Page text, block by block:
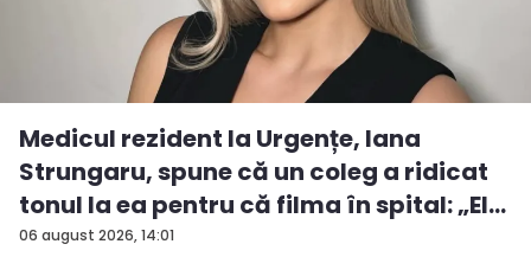
06 august 2026, 14:01
Medicul rezident la Urgențe, Iana
Strungaru, spune că un coleg a ridicat
tonul la ea pentru că filma în spital: „El
a...